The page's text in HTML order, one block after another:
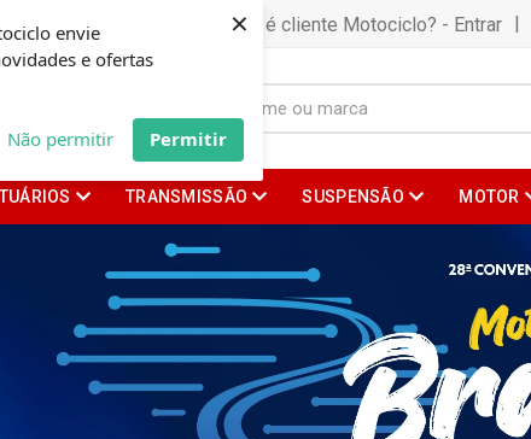
envie
e ofertas
Não permitir Permitir
×Já é cliente Motociclo? - Entrar |
TRANSMISSÃO SUSPENSÃO MOTOR